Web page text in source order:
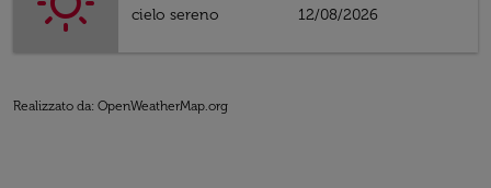
cielo sereno
12/08/2026
Realizzato da: OpenWeatherMap.org